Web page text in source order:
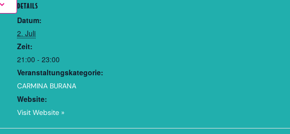
DETAILS
Datum:
2. Juli
Zeit:
21:00 - 23:00
Veranstaltungskategorie:
CARMINA BURANA
Website:
Visit Website »